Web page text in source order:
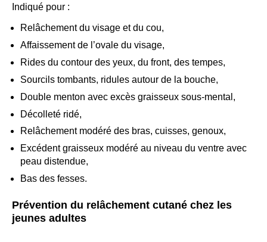
Indiqué pour :
Relâchement du visage et du cou,
Affaissement de l’ovale du visage,
Rides du contour des yeux, du front, des tempes,
Sourcils tombants, ridules autour de la bouche,
Double menton avec excès graisseux sous-mental,
Décolleté ridé,
Relâchement modéré des bras, cuisses, genoux,
Excédent graisseux modéré au niveau du ventre avec
peau distendue,
Bas des fesses.
Prévention du relâchement cutané chez les
jeunes adultes